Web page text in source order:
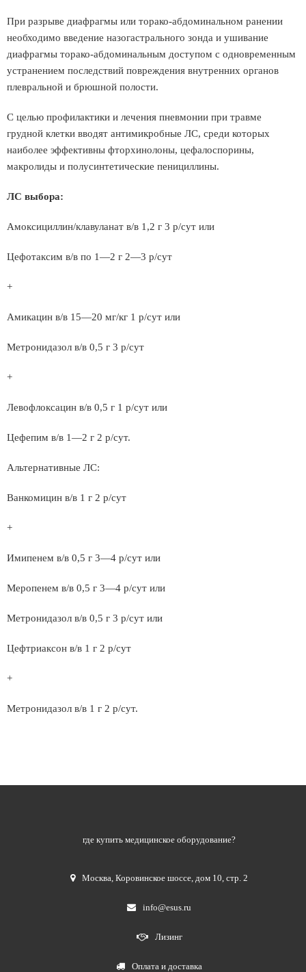
При разрыве диафрагмы или торако-абдоминальном ранении
необходимо введение назогастрального зонда и ушивание
диафрагмы торако-абдоминальным доступом с одновременным
устранением последствий повреждения внутренних органов
плевральной и брюшной полости.
С целью профилактики и лечения пневмонии при травме
грудной клетки вводят антимикробные ЛС, среди которых
наиболее эффективны фторхинолоны, цефалоспорины,
макролиды и полусинтетические пенициллины.
ЛС выбора:
Амоксициллин/клавуланат в/в 1,2 г 3 р/сут или
Цефотаксим в/в по 1—2 г 2—3 р/сут
+
Амикацин в/в 15—20 мг/кг 1 р/сут или
Метронидазол в/в 0,5 г 3 р/сут
+
Левофлоксацин в/в 0,5 г 1 р/сут или
Цефепим в/в 1—2 г 2 р/сут.
Альтернативные ЛС:
Ванкомицин в/в 1 г 2 р/сут
+
Имипенем в/в 0,5 г 3—4 р/сут или
Меропенем в/в 0,5 г 3—4 р/сут или
Метронидазол в/в 0,5 г 3 р/сут или
Цефтриаксон в/в 1 г 2 р/сут
+
Метронидазол в/в 1 г 2 р/сут.
где купить медицинское оборудование?
Москва,Коровинское шоссе, дом 10, стр. 2
info@esus.ru
Лизинг
Оплата и доставка